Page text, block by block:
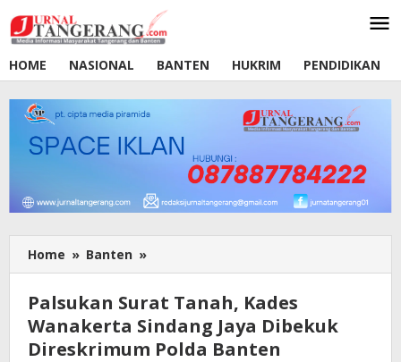
ke
konten
HOME
NASIONAL BANTEN HUKRIM PENDIDIKAN
Home » Banten »
Surat
Kades
Wanakerta
Sindang
Palsukan Surat Tanah, Kades
Wanakerta Sindang Jaya Dibekuk
Direskrimum Polda Banten